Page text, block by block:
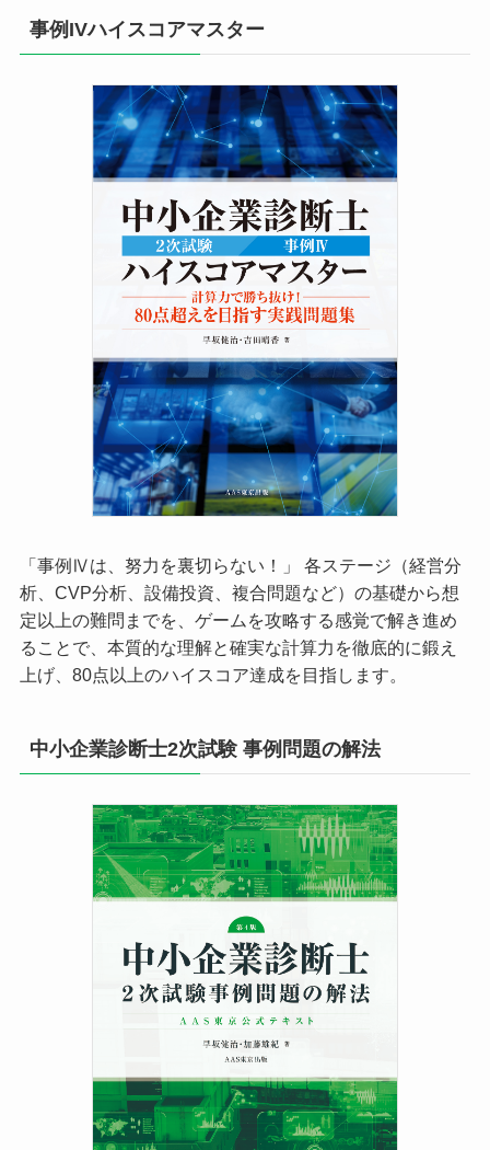
事例IVハイスコアマスター
「事例Ⅳは、努力を裏切らない！」 各ステージ（経営分
析、CVP分析、設備投資、複合問題など）の基礎から想
定以上の難問までを、ゲームを攻略する感覚で解き進め
ることで、本質的な理解と確実な計算力を徹底的に鍛え
上げ、80点以上のハイスコア達成を目指します。
中小企業診断士2次試験 事例問題の解法